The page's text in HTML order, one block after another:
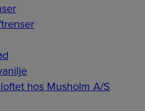
hos Musholm A/S